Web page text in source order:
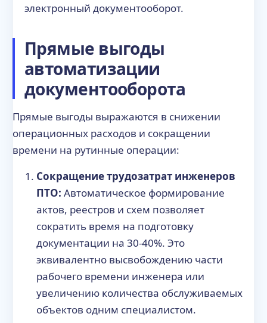
электронный документооборот.
Прямые выгоды
автоматизации
документооборота
Прямые выгоды выражаются в снижении
операционных расходов и сокращении
времени на рутинные операции:
Сокращение трудозатрат инженеров
ПТО: Автоматическое формирование
актов, реестров и схем позволяет
сократить время на подготовку
документации на 30-40%. Это
эквивалентно высвобождению части
рабочего времени инженера или
увеличению количества обслуживаемых
объектов одним специалистом.